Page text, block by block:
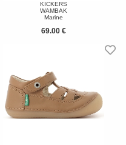
KICKERS
WAMBAK
Marine
69.00 €